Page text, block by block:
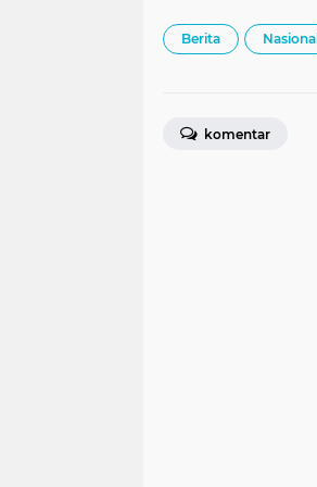
Berita Nasional
komentar